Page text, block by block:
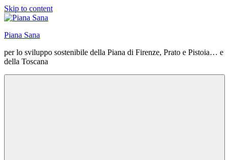
Skip to content
Piana Sana
per lo sviluppo sostenibile della Piana di Firenze, Prato e Pistoia… e
della Toscana